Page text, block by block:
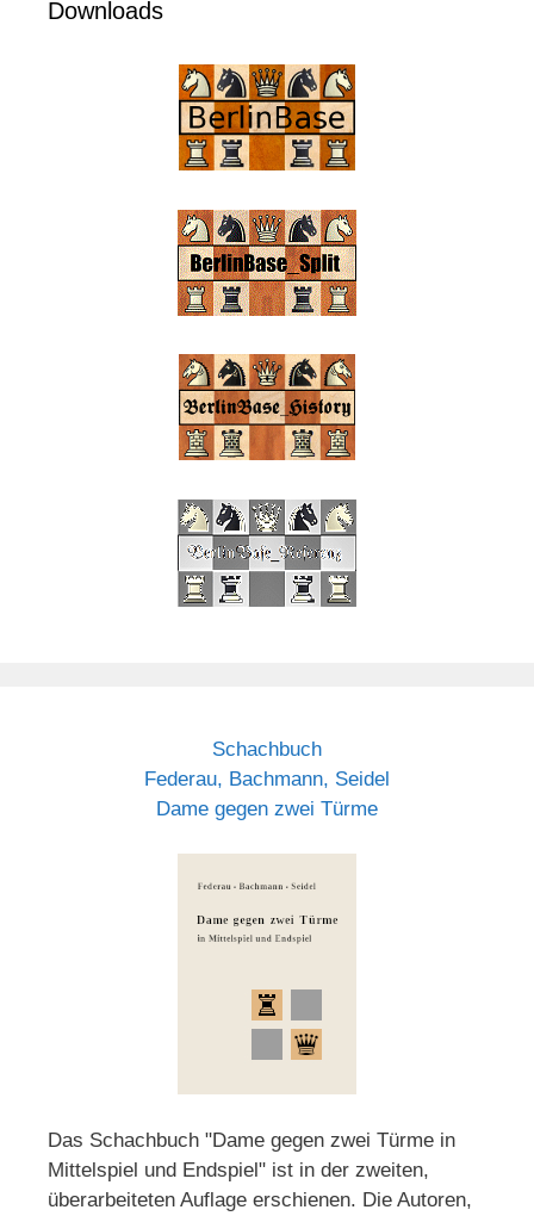
Downloads
Schachbuch
Federau, Bachmann, Seidel
Dame gegen zwei Türme
Das Schachbuch "Dame gegen zwei Türme in
Mittelspiel und Endspiel" ist in der zweiten,
überarbeiteten Auflage erschienen. Die Autoren,